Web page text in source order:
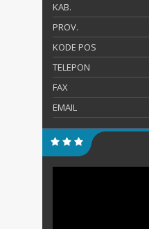
KAB.
PROV.
KODE POS
TELEPON
FAX
EMAIL